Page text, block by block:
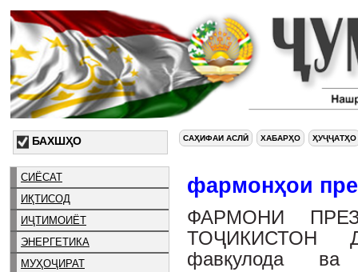
БАХШҲО
СИЁСАТ
ИҚТИСОД
ИҶТИМОИЁТ
ЭНЕРГЕТИКА
МУҲОҶИРАТ
САҲИФАИ АСЛӢ ХАБАРҲО ҲУҶҶАТҲО
фармонҳои
ФАРМОНИ
ТОҶИКИСТОН
фавқулода ва